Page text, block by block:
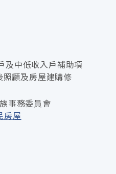
及中低收入戶補助項
顧及房屋建購修
事務委員會
房屋